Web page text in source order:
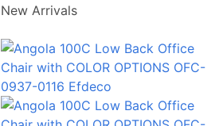
New Arrivals